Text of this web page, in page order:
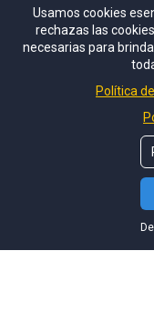
Usamos cookies
rechazas las
necesarias para
Política